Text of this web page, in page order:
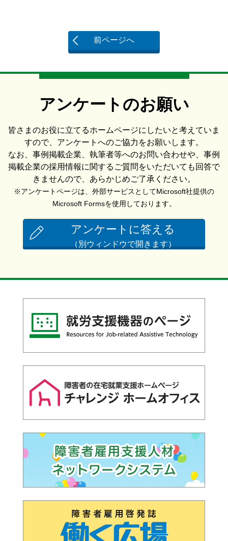
前ページへ
アンケートのお願い
皆さまのお役に立てるホームページにしたいと考えていま
すので、アンケートへのご協力をお願いします。
なお、事例掲載企業、執筆者等へのお問い合わせや、事例
掲載企業の採用情報に関するご質問をいただいても回答で
きませんので、あらかじめご了承ください。
※アンケートページは、外部サービスとしてMicrosoft社提供の
Microsoft Formsを使用しております。
アンケートに答える
（別ウィンドウで開きます）